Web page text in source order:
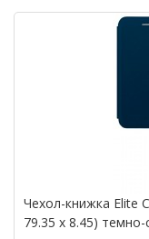
Чехол-книжка Elite
79.35 x 8.45) темно-